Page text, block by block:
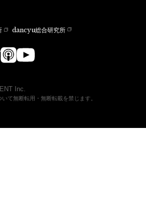
dancyu総合研究所
Inc.
て無断転用・無断転載を禁じます。